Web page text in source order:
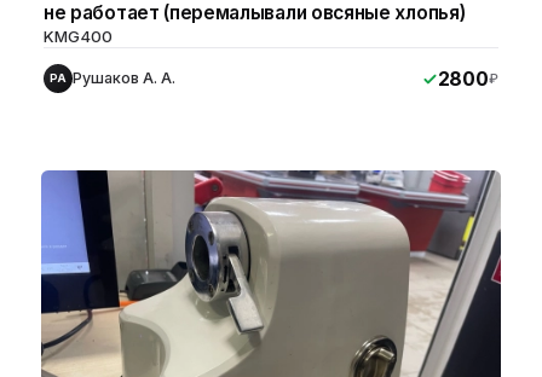
не работает (перемалывали овсяные хлопья)
KMG400
РА Рушаков А. А. 2800₽